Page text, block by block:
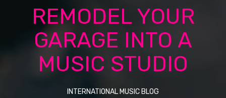
REMODEL YOUR
GARAGE INTO A
MUSIC STUDIO
INTERNATIONAL MUSIC BLOG